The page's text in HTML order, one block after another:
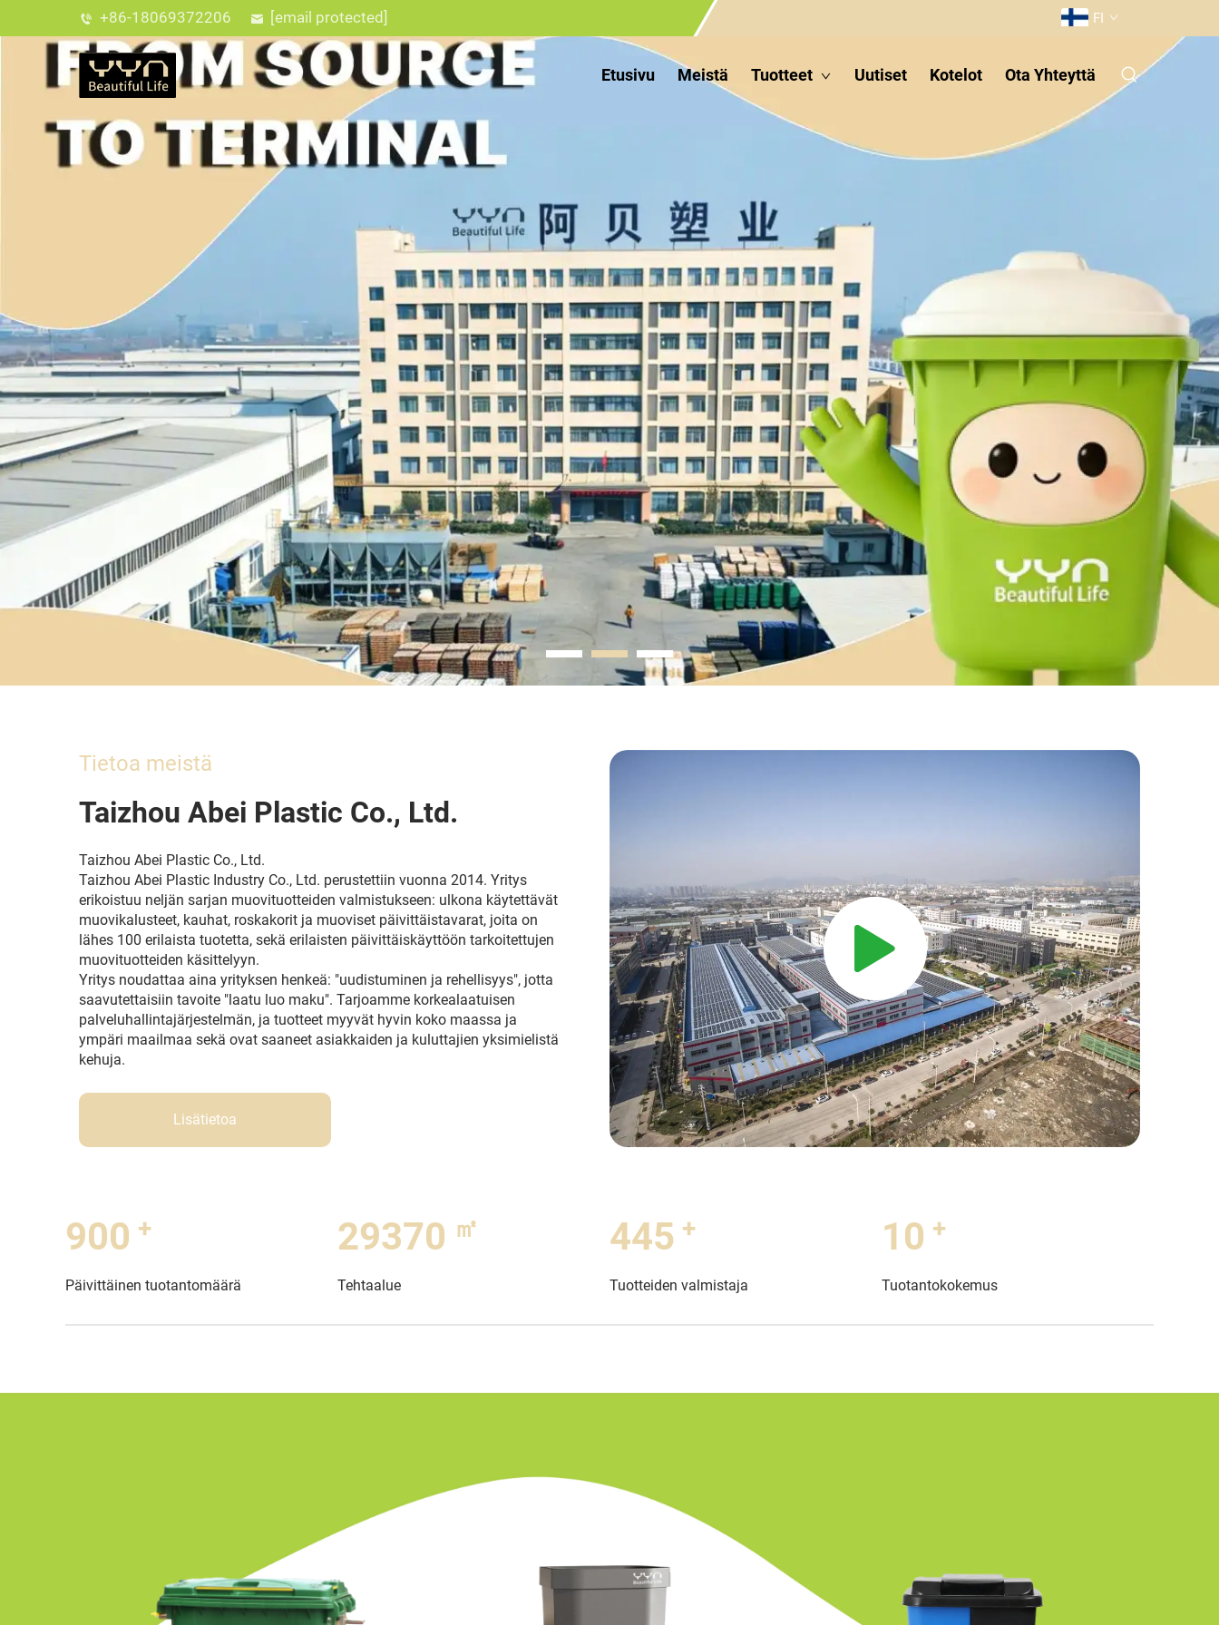
+86-18069372206 [email protected] FI
Etusivu Meistä Tuotteet Uutiset Kotelot Ota Yhteyttä
Tietoa meistä
Taizhou Abei Plastic Co., Ltd.
Taizhou Abei Plastic Co., Ltd.
Taizhou Abei Plastic Industry Co., Ltd. perustettiin vuonna 2014. Yritys
erikoistuu neljän sarjan muovituotteiden valmistukseen: ulkona käytettävät
muovikalusteet, kauhat, roskakorit ja muoviset päivittäistavarat, joita on
lähes 100 erilaista tuotetta, sekä erilaisten päivittäiskäyttöön tarkoitettujen
muovituotteiden käsittelyyn.
Yritys noudattaa aina yrityksen henkeä: "uudistuminen ja rehellisyys", jotta
saavutettaisiin tavoite "laatu luo maku". Tarjoamme korkealaatuisen
palveluhallintajärjestelmän, ja tuotteet myyvät hyvin koko maassa ja
ympäri maailmaa sekä ovat saaneet asiakkaiden ja kuluttajien yksimielistä
kehuja.
Lisätietoa
1000
Päivittäinen tuotantomäärä
33000 ㎡
Tehtaalue
500 +
Tuotteiden valmistaja
11 +
Tuotantokokemus